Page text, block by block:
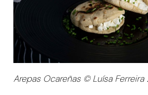
Arepas Ocareñas © Luísa Ferreira